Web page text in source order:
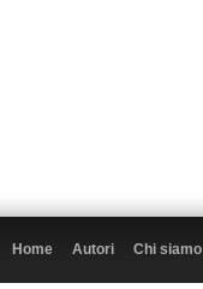
Home Autori Chi siamo